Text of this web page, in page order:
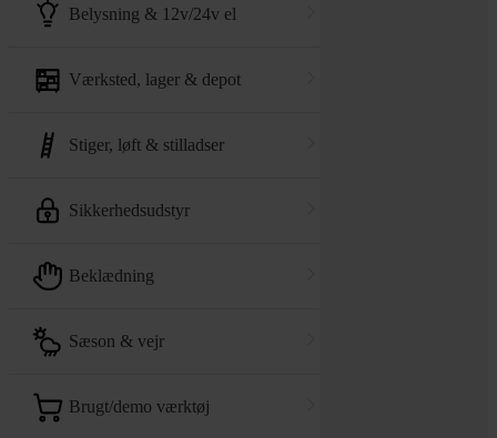
belysning & 12v/24v el
værksted, lager & depot
stiger, løft & stilladser
sikkerhedsudstyr
beklædning
sæson & vejr
brugt/demo værktøj